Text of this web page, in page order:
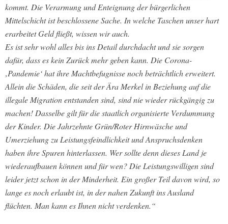
kommt. Die Verarmung und Enteignung der bürgerlichen
Mittelschicht ist beschlossene Sache. In welche Taschen unser hart
erarbeitet Geld fließt, wissen wir auch.
Es ist sehr wohl alles bis ins Detail durchdacht und sie sorgen
dafür, dass es kein Zurück mehr geben kann. Die Corona-
‚Pandemie‘ hat ihre Machtbefugnisse noch beträchtlich erweitert.
Allein die Schäden, die seit der Ära Merkel in Beziehung auf die
illegale Migration entstanden sind, sind nie wieder rückgängig zu
machen! Dasselbe gilt für die staatlich organisierte Verdummung
der Kinder. Die Jahrzehnte Grün/Roter Hirnwäsche und
Umerziehung zu Leistungsfeindlichkeit und Anspruchsdenken
haben ihre Spuren hinterlassen. Wer sollte denn dieses Land je
wiederaufbauen können und für wen? Die Leistungswilligen sind
leider jetzt schon in der Minderheit. Ein großer Teil davon wird, so
lange es noch erlaubt ist, in der nahen Zukunft ins Ausland
flüchten. Man kann es Ihnen nicht verdenken.“